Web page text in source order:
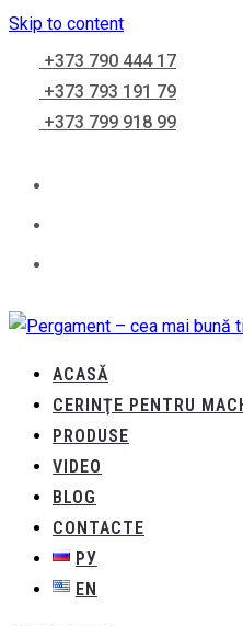
Skip to content
+373 790 444 17
+373 793 191 79
+373 799 918 99
ACASĂ
CERINŢE PENTRU
PRODUSE
VIDEO
BLOG
CONTACTE
РУ
EN